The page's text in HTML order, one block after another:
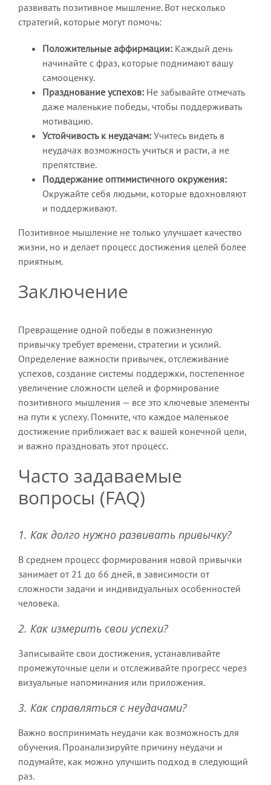
развивать позитивное мышление. Вот несколько
стратегий, которые могут помочь:
Положительные аффирмации: Каждый день
начинайте с фраз, которые поднимают вашу
самооценку.
Празднование успехов: Не забывайте отмечать
даже маленькие победы, чтобы поддерживать
мотивацию.
Устойчивость к неудачам: Учитесь видеть в
неудачах возможность учиться и расти, а не
препятствие.
Поддержание оптимистичного окружения:
Окружайте себя людьми, которые вдохновляют
и поддерживают.
Позитивное мышление не только улучшает качество
жизни, но и делает процесс достижения целей более
приятным.
Заключение
Превращение одной победы в пожизненную
привычку требует времени, стратегии и усилий.
Определение важности привычек, отслеживание
успехов, создание системы поддержки, постепенное
увеличение сложности целей и формирование
позитивного мышления — все это ключевые элементы
на пути к успеху. Помните, что каждое маленькое
достижение приближает вас к вашей конечной цели,
и важно праздновать этот процесс.
Часто задаваемые
вопросы (FAQ)
1. Как долго нужно развивать привычку?
В среднем процесс формирования новой привычки
занимает от 21 до 66 дней, в зависимости от
сложности задачи и индивидуальных особенностей
человека.
2. Как измерить свои успехи?
Записывайте свои достижения, устанавливайте
промежуточные цели и отслеживайте прогресс через
визуальные напоминания или приложения.
3. Как справляться с неудачами?
Важно воспринимать неудачи как возможность для
обучения. Проанализируйте причину неудачи и
подумайте, как можно улучшить подход в следующий
раз.